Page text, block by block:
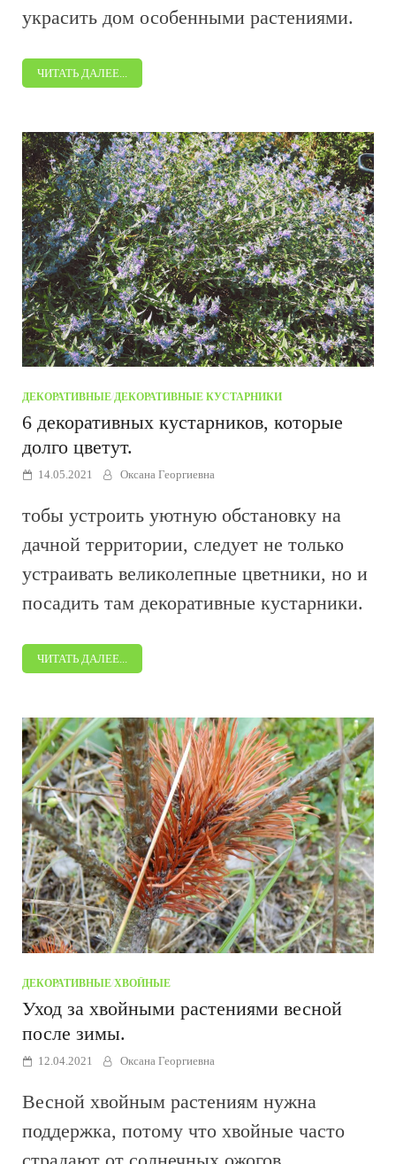
украсить дом особенными растениями.
ЧИТАТЬ ДАЛЕЕ...
ДЕКОРАТИВНЫЕ ДЕКОРАТИВНЫЕ КУСТАРНИКИ
6 декоративных кустарников, которые
долго цветут.
14.05.2021 Оксана Георгиевна
тобы устроить уютную обстановку на
дачной территории, следует не только
устраивать великолепные цветники, но и
посадить там декоративные кустарники.
ЧИТАТЬ ДАЛЕЕ...
ДЕКОРАТИВНЫЕ ХВОЙНЫЕ
Уход за хвойными растениями весной
после зимы.
12.04.2021 Оксана Георгиевна
Весной хвойным растениям нужна
поддержка, потому что хвойные часто